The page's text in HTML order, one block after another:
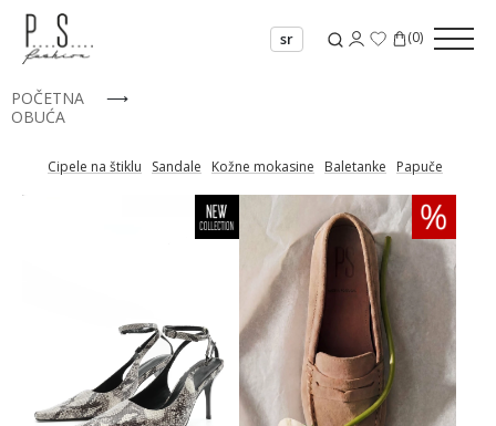
sr (0)
POČETNA
⟶
OBUĆA
Cipele na štiklu Sandale Kožne mokasine Baletanke Papuče